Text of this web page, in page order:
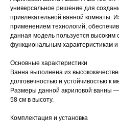
универсальное решение для
привлекательной ванной комнаты.
применением технологий,
данная модель пользуется высоким
функциональным характеристикам
Основные характеристики
Ванна выполнена из
долговечностью и устойчивостью к
Размеры данной акриловой ванны
58 см в высоту.
Комплектация и установка